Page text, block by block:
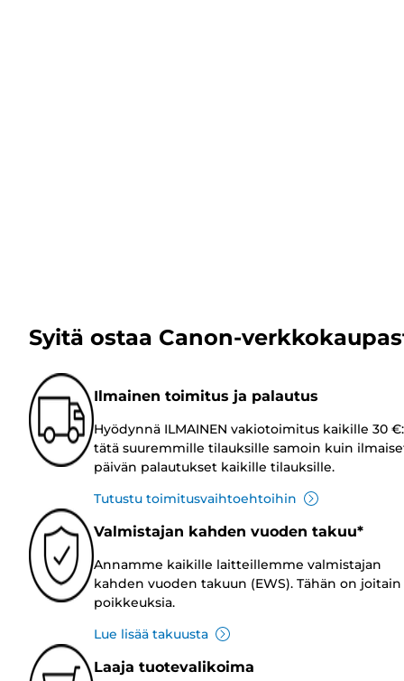
Syitä ostaa Canon-
Ilmainen toimitus ja palautus
Hyödynnä ILMAINEN vakiotoimitus kaikille 30
tätä suuremmille tilauksille samoin kuin
päivän palautukset kaikille tilauksille.
Tutustu toimitusvaihtoehtoihin
Valmistajan kahden vuoden takuu*
Annamme kaikille laitteillemme valmistajan
kahden vuoden takuun (EWS). Tähän on joitain
poikkeuksia.
Lue lisää takuusta
Laaja tuotevalikoima